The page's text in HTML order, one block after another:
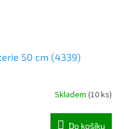
50 cm (4339)
Skladem (10 ks)
Do košíku